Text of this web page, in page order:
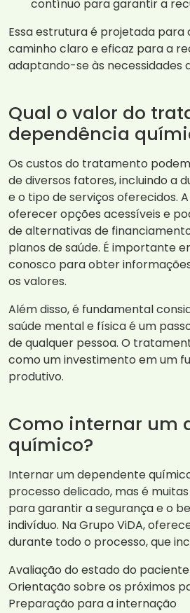
contínuo para garantir a
Essa estrutura é projetada
caminho claro e eficaz para a
adaptando-se às necessidades
Qual o valor do
dependência
Os custos do tratamento
de diversos fatores, incluindo a
e o tipo de serviços oferecidos.
oferecer opções acessíveis e
de alternativas de
planos de saúde. É importante
conosco para obter
os valores.
Além disso, é fundamental
saúde mental e física é um
de qualquer pessoa. O
como um investimento em um
produtivo.
Como internar um
químico?
Internar um dependente
processo delicado, mas é
para garantir a segurança e o
indivíduo. Na Grupo ViDA,
durante todo o processo, que
Avaliação do estado do paciente
Orientação sobre os próximos
Preparação para a internação